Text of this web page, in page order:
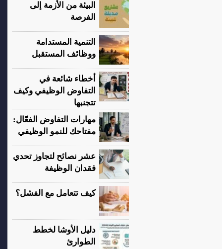
البيئة من الأزمة إلى
الفرصة
التنمية المستدامة
ووظائف المستقبل
أخطاء شائعة في
التفاوض الوظيفي وكيف
تتجنبها
مهارات التفاوض الفعّال:
مفتاحك للنمو الوظيفي
عشر نصائح لتجاوز تحدي
فقدان الوظيفة
كيف تتعامل مع الفشل؟
دليل الأوشا لخطط
الطوارئ